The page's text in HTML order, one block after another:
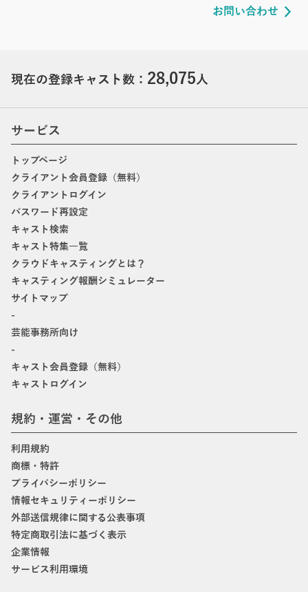
お問い合わせ
現在の登録キャスト数： 28,075人
サービス
トップページ
クライアント会員登録（無料）
クライアントログイン
パスワード再設定
キャスト検索
キャスト特集一覧
クラウドキャスティングとは？
キャスティング報酬シミュレーター
サイトマップ
-
芸能事務所向け
-
キャスト会員登録（無料）
キャストログイン
規約・運営・その他
利用規約
商標・特許
プライバシーポリシー
情報セキュリティーポリシー
外部送信規律に関する公表事項
特定商取引法に基づく表示
企業情報
サービス利用環境